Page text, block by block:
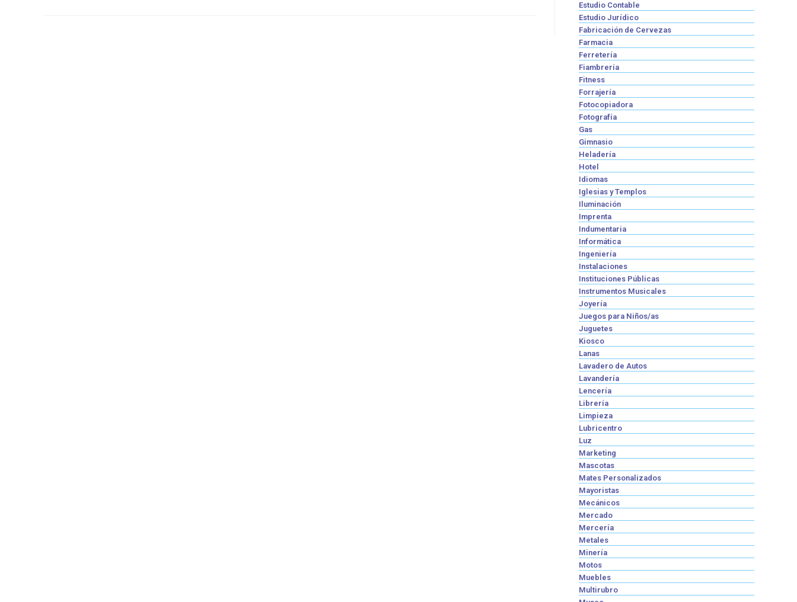
Estudio Contable
Estudio Jurídico
Fabricación de Cervezas
Farmacia
Ferretería
Fiambrería
Fitness
Forrajería
Fotocopiadora
Fotografía
Gas
Gimnasio
Heladería
Hotel
Idiomas
Iglesias y Templos
Iluminación
Imprenta
Indumentaria
Informática
Ingeniería
Instalaciones
Instituciones Públicas
Instrumentos Musicales
Joyería
Juegos para Niños/as
Juguetes
Kiosco
Lanas
Lavadero de Autos
Lavandería
Lencería
Librería
Limpieza
Lubricentro
Luz
Marketing
Mascotas
Mates Personalizados
Mayoristas
Mecánicos
Mercado
Mercería
Metales
Minería
Motos
Muebles
Multirubro